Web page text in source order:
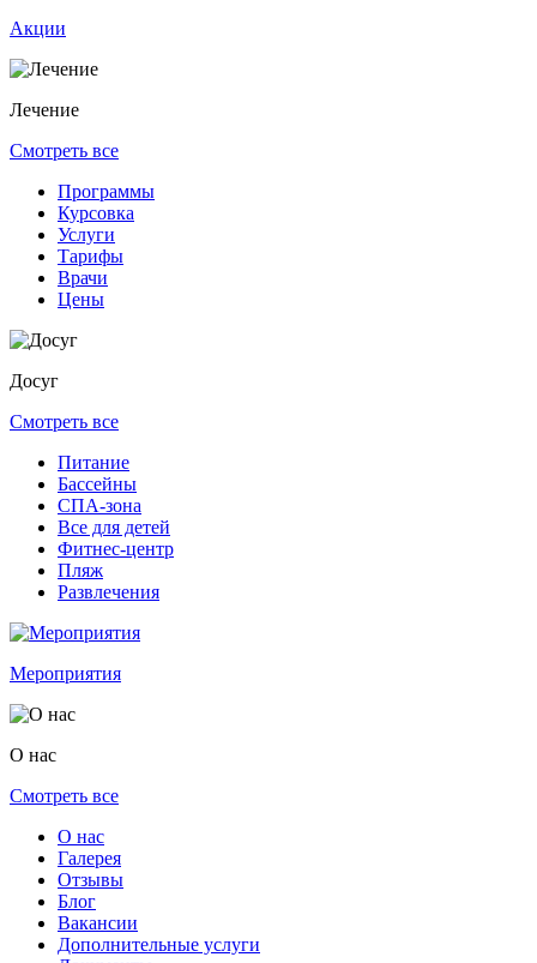
Акции
Лечение
Смотреть все
Программы
Курсовка
Услуги
Тарифы
Врачи
Цены
Досуг
Смотреть все
Питание
Бассейны
СПА-зона
Все для детей
Фитнес-центр
Пляж
Развлечения
Мероприятия
О нас
Смотреть все
О нас
Галерея
Отзывы
Блог
Вакансии
Дополнительные услуги